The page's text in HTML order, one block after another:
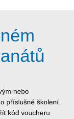
nebo
příslušné školení.
kód voucheru